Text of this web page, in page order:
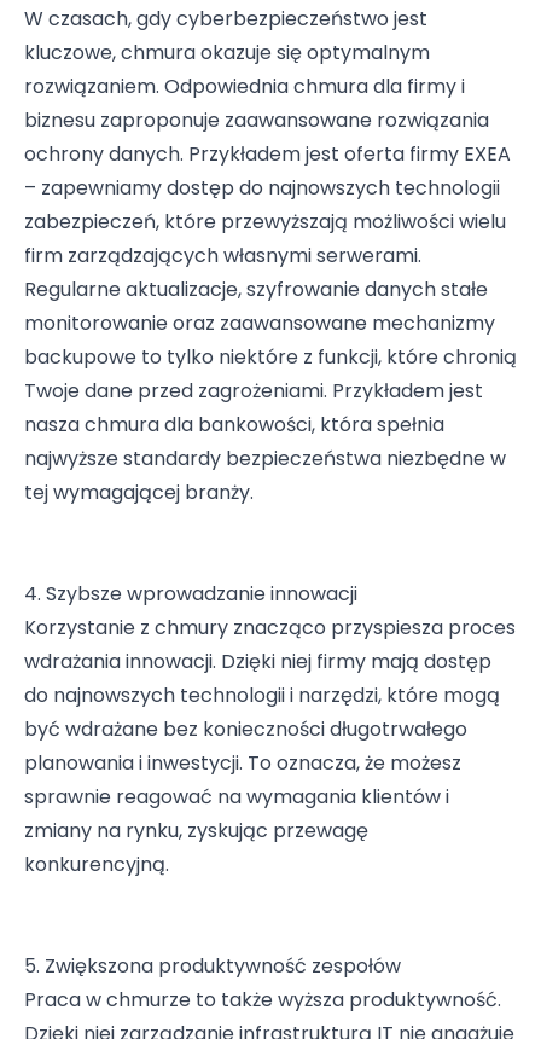
W czasach, gdycyberbezpieczeństwo jest
kluczowe, chmura okazuje się optymalnym
rozwiązaniem. Odpowiedniachmura dla firmy i
biznesu zaproponuje zaawansowane rozwiązania
ochrony danych. Przykładem jest oferta firmy EXEA
– zapewniamy dostęp do najnowszych technologii
zabezpieczeń, które przewyższają możliwości wielu
firm zarządzających własnymi serwerami.
Regularne aktualizacje, szyfrowanie danych stałe
monitorowanie oraz zaawansowane mechanizmy
backupowe to tylko niektóre z funkcji, które chronią
Twoje dane przed zagrożeniami. Przykładem jest
naszachmura dla bankowości, która spełnia
najwyższe standardy bezpieczeństwa niezbędne w
tej wymagającej branży.
4. Szybsze wprowadzanie innowacji
Korzystanie z chmury znacząco przyspiesza proces
wdrażania innowacji. Dzięki niej firmy mają dostęp
do najnowszych technologii i narzędzi, które mogą
być wdrażane bez konieczności długotrwałego
planowania i inwestycji. To oznacza, że możesz
sprawnie reagować na wymagania klientów i
zmiany na rynku, zyskując przewagę
konkurencyjną.
5. Zwiększona produktywność zespołów
Praca w chmurze to także wyższa produktywność.